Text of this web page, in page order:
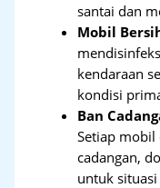
santai dan
Mobil
kendaraan
kondisi
Ban
Setiap mobil
cadangan,
untuk